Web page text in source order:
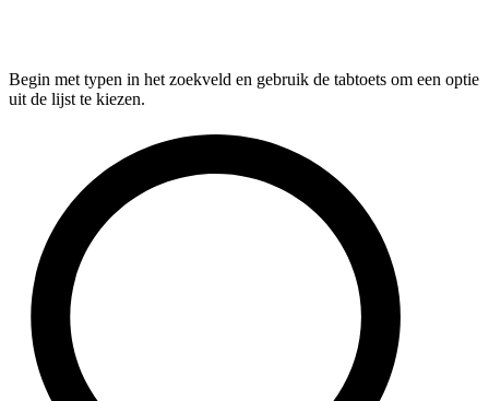
Begin met typen in het zoekveld en gebruik de tabtoets om een optie
uit de lijst te kiezen.